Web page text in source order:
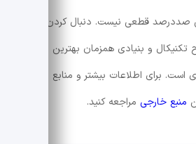
صددرصد قطعی نیست. دنبال کردن داده
تکنیکال و بنیادی همزمان بهترین
است. برای اطلاعات بیشتر و منابع
منبع خارجی مراجعه کنید.